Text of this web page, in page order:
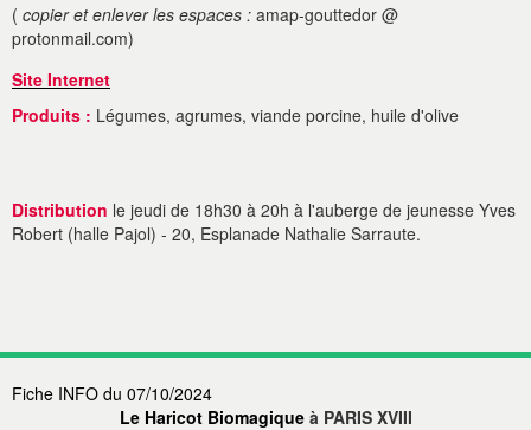
( copier et enlever les espaces : amap-gouttedor @
protonmail.com)
Site Internet
Produits : Légumes, agrumes, viande porcine, huile d'olive
Distribution le jeudi de 18h30 à 20h à l'auberge de jeunesse Yves
Robert (halle Pajol) - 20, Esplanade Nathalie Sarraute.
Fiche INFO du 07/10/2024
Le Haricot Biomagiqueà PARIS XVIII